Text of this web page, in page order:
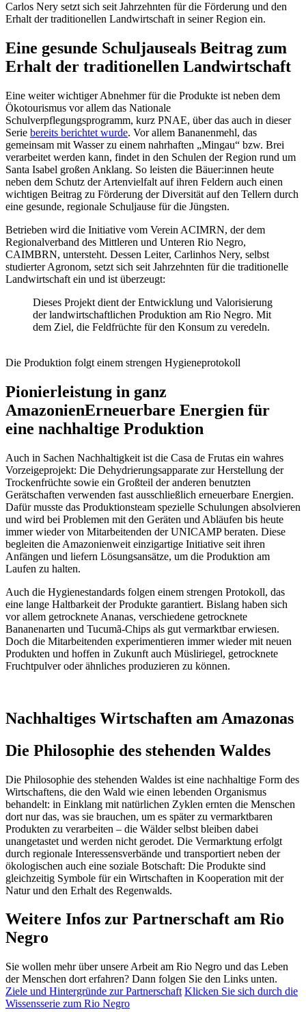
Carlos Nery setzt sich seit Jahrzehnten für die Förderung und den
Erhalt der traditionellen Landwirtschaft in seiner Region ein.
Eine gesunde Schuljauseals Beitrag zum
Erhalt der traditionellen Landwirtschaft
Eine weiter wichtiger Abnehmer für die Produkte ist neben dem
Ökotourismus vor allem das Nationale
Schulverpflegungsprogramm, kurz PNAE, über das auch in dieser
Serie bereits berichtet wurde. Vor allem Bananenmehl, das
gemeinsam mit Wasser zu einem nahrhaften „Mingau“ bzw. Brei
verarbeitet werden kann, findet in den Schulen der Region rund um
Santa Isabel großen Anklang. So leisten die Bäuer:innen heute
neben dem Schutz der Artenvielfalt auf ihren Feldern auch einen
wichtigen Beitrag zu Förderung der Diversität auf den Tellern durch
eine gesunde, regionale Schuljause für die Jüngsten.
Betrieben wird die Initiative vom Verein ACIMRN, der dem
Regionalverband des Mittleren und Unteren Rio Negro,
CAIMBRN, untersteht. Dessen Leiter, Carlinhos Nery, selbst
studierter Agronom, setzt sich seit Jahrzehnten für die traditionelle
Landwirtschaft ein und ist überzeugt:
Dieses Projekt dient der Entwicklung und Valorisierung
der landwirtschaftlichen Produktion am Rio Negro. Mit
dem Ziel, die Feldfrüchte für den Konsum zu veredeln.
Die Produktion folgt einem strengen Hygieneprotokoll
Pionierleistung in ganz
AmazonienErneuerbare Energien für
eine nachhaltige Produktion
Auch in Sachen Nachhaltigkeit ist die Casa de Frutas ein wahres
Vorzeigeprojekt: Die Dehydrierungsapparate zur Herstellung der
Trockenfrüchte sowie ein Großteil der anderen benutzten
Gerätschaften verwenden fast ausschließlich erneuerbare Energien.
Dafür musste das Produktionsteam spezielle Schulungen absolvieren
und wird bei Problemen mit den Geräten und Abläufen bis heute
immer wieder von Mitarbeitenden der UNICAMP beraten. Diese
begleiten die Amazonienweit einzigartige Initiative seit ihren
Anfängen und liefern Lösungsansätze, um die Produktion am
Laufen zu halten.
Auch die Hygienestandards folgen einem strengen Protokoll, das
eine lange Haltbarkeit der Produkte garantiert. Bislang haben sich
vor allem getrocknete Ananas, verschiedene getrocknete
Bananenarten und Tucumã-Chips als gut vermarktbar erwiesen.
Doch die Mitarbeitenden experimentieren immer wieder mit neuen
Produkten und hoffen in Zukunft auch Müsliriegel, getrocknete
Fruchtpulver oder ähnliches produzieren zu können.
Nachhaltiges Wirtschaften am Amazonas
Die Philosophie des stehenden Waldes
Die Philosophie des stehenden Waldes ist eine nachhaltige Form des
Wirtschaftens, die den Wald wie einen lebenden Organismus
behandelt: in Einklang mit natürlichen Zyklen ernten die Menschen
dort nur das, was sie brauchen, um es später zu vermarktbaren
Produkten zu verarbeiten – die Wälder selbst bleiben dabei
unangetastet und werden nicht gerodet. Die Vermarktung erfolgt
durch regionale Interessensverbände und transportiert neben der
ökologischen auch eine soziale Botschaft: Die Produkte sind
gleichzeitig Symbole für ein Wirtschaften in Kooperation mit der
Natur und den Erhalt des Regenwalds.
Weitere Infos zur Partnerschaft am Rio
Negro
Sie wollen mehr über unsere Arbeit am Rio Negro und das Leben
der Menschen dort erfahren? Dann folgen Sie den Links unten.
Ziele und Hintergründe zur Partnerschaft Klicken Sie sich durch die
Wissensserie zum Rio Negro